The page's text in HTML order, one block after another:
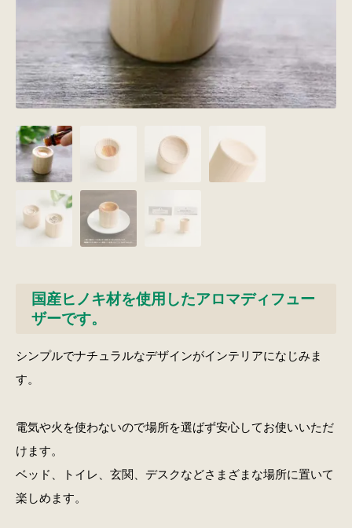
国産ヒノキ材を使用したアロマディフュー
ザーです。
シンプルでナチュラルなデザインがインテリアになじみま
す。
電気や火を使わないので場所を選ばず安心してお使いいただ
けます。
ベッド、トイレ、玄関、デスクなどさまざまな場所に置いて
楽しめます。